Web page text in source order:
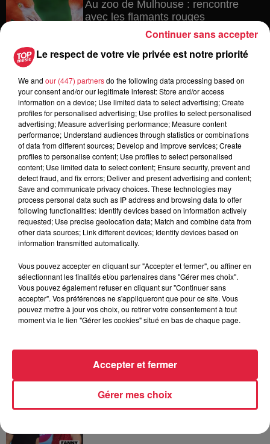
Au zoo de Mulhouse : rencontre
avec les flamants rouges
Les dernières infos sur la venue du
pape à Metz en septembre
5 août 2026
Europa-Park : des précisons sur
l’après Euro-Mir
Dans la même série
Thierry du Domaine Wunsch et
Mann à Wettolsheim !
Wettolsheim !
Fanny nous présente le festival
Le respect de votre vie privée est notre priorité
We and our (447) partnersdo the following data processing based on
your consent and/or our legitimate interest: Store and/or access
information on a device; Use limited data to select advertising; Create
profiles for personalised advertising; Use profiles to select personalised
advertising; Measure advertising performance; Measure content
performance; Understand audiences through statistics or combinations
of data from different sources; Develop and improve services; Create
profiles to personalise content; Use profiles to select personalised
content; Use limited data to select content; Ensure security, prevent and
detect fraud, and fix errors; Deliver and present advertising and content;
Save and communicate privacy choices. These technologies may
process personal data such as IP address and browsing data to offer
following functionalities: Identify devices based on information actively
requested; Use precise geolocation data; Match and combine data from
other data sources; Link different devices; Identify devices based on
information transmitted automatically.
Vous pouvez accepter en cliquant sur "Accepter et fermer", ou affiner en
sélectionnant les finalités et/ou partenaires dans "Gérer mes choix".
Vous pouvez également refuser en cliquant sur "Continuer sans
accepter". Vos préférences ne s'appliqueront que pour ce site. Vous
pouvez mettre à jour vos choix, ou retirer votre consentement à tout
moment via le lien "Gérer les cookies" situé en bas de chaque page.
Gérer mes choix
Accepter et fermer
Continuer sans accepter